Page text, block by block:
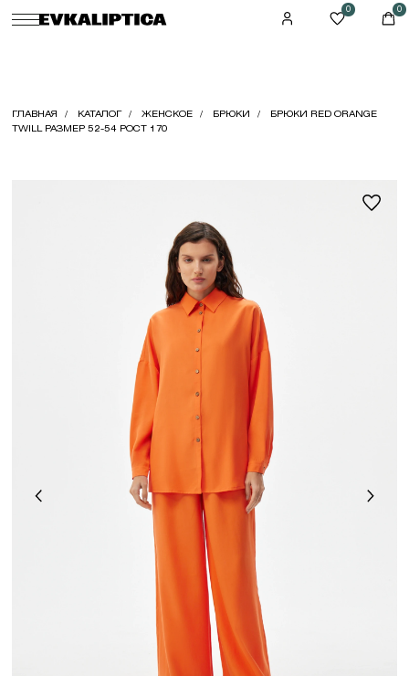
0 0
ГЛАВНАЯ КАТАЛОГ ЖЕНСКОЕ БРЮКИ
БРЮКИ RED ORANGE
TWILL РАЗМЕР 52-54 РОСТ 170